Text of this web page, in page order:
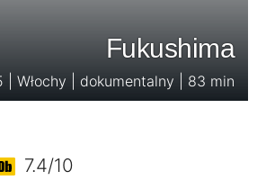
Fukushima
| Włochy | dokumentalny | 83 min
7.4/10